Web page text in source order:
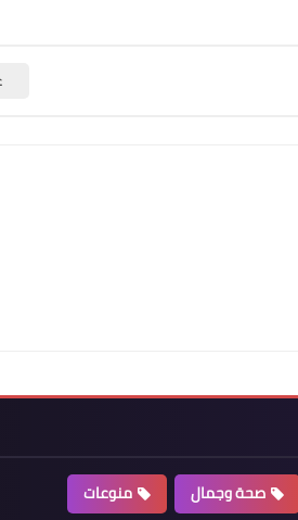
صحة وجمال منوعات